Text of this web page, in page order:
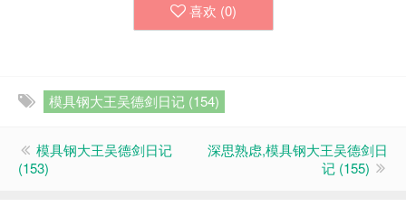
喜欢 (0)
模具钢大王吴德剑日记 (154)
模具钢大王吴德剑日记
(153)
深思熟虑,模具钢大王吴德剑日
记 (155)